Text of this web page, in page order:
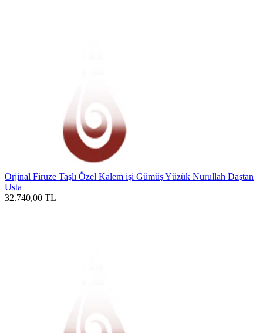
Orjinal Firuze Taşlı Özel Kalem işi Gümüş Yüzük Nurullah Daştan
Usta
32.740,00 TL